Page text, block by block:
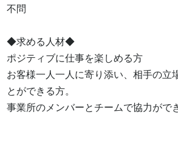
不問
◆求める人材◆
ポジティブに仕事を楽しめる方
お客様一人一人に寄り添い、相手の立
とができる方。
事業所のメンバーとチームで協力がで